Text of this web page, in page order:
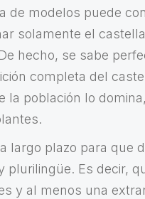
de modelos puede
solamente el
hecho, se sabe
completa del
la población lo
largo plazo para que
plurilingüe. Es decir,
y al menos una